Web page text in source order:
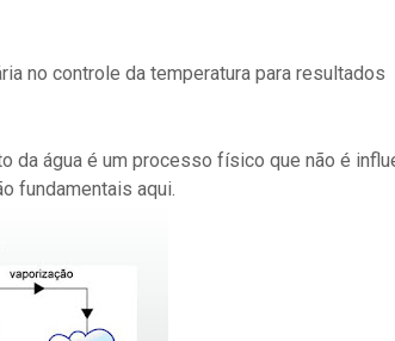
no controle da temperatura para resultados
da água é um processo físico que não é
fundamentais aqui.